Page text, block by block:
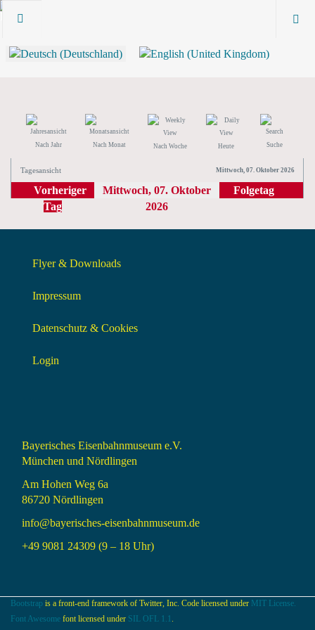
Nach Jahr Nach Monat Nach Woche Heute Suche
Tagesansicht Mittwoch, 07. Oktober 2026
Vorheriger
Tag
Mittwoch, 07. Oktober
2026
Folgetag
Flyer & Downloads
Impressum
Datenschutz & Cookies
Login
Bayerisches Eisenbahnmuseum e.V.
München und Nördlingen
Am Hohen Weg 6a
86720 Nördlingen
info@bayerisches-eisenbahnmuseum.de
+49 9081 24309 (9 – 18 Uhr)
Bootstrap is a front-end framework of Twitter, Inc. Code licensed under MIT License.
Font Awesome font licensed under SIL OFL 1.1 .